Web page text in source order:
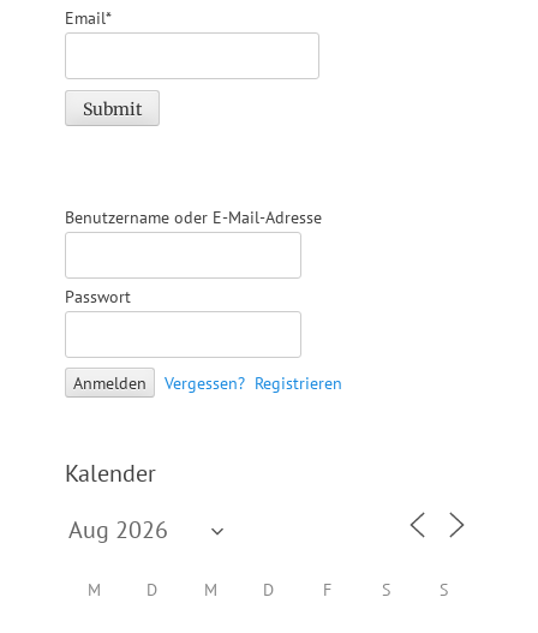
Email*
Benutzername oder E-Mail-Adresse
Passwort
Vergessen? Registrieren
Kalender
M D M D F S S